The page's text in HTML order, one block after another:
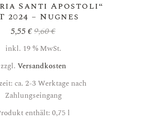
Santi Apostoli“
2024 – Nugnes
9,60€
Ursprünglicher
Preis
war:
9,60 €
5,55€Aktueller
Preis
ist:
5,55 €.
inkl. 19 % MwSt.
zzgl. Versandkosten
ca. 2-3 Werktage nach
Zahlungseingang
enthält: 0,75 l